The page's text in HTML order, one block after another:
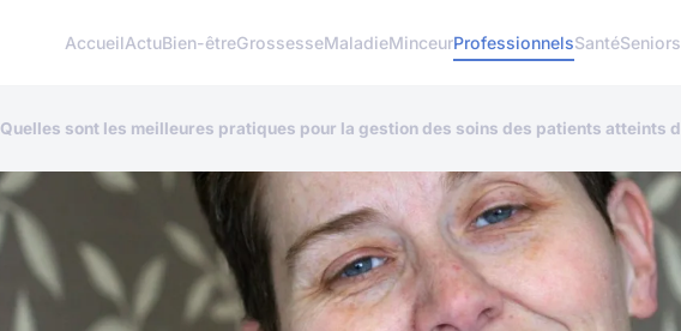
AccueilActuBien-êtreGrossesseMaladieMinceurProfessionnelsSantéSeniors
Quelles sont les meilleures pratiques pour la gestion des soins des patients atteints